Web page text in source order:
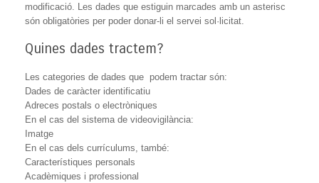
modificació. Les dades que estiguin marcades amb un asterisc
són obligatòries per poder donar-li el servei sol·licitat.
Quines dades tractem?
Les categories de dades que podem tractar són:
Dades de caràcter identificatiu
Adreces postals o electròniques
En el cas del sistema de videovigilància:
Imatge
En el cas dels currículums, també:
Característiques personals
Acadèmiques i professional